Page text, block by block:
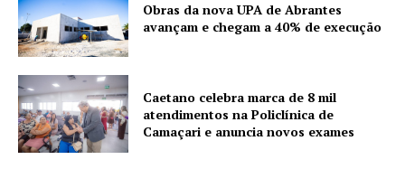
Obras da nova UPA de Abrantes
avançam e chegam a 40% de execução
Caetano celebra marca de 8 mil
atendimentos na Policlínica de
Camaçari e anuncia novos exames